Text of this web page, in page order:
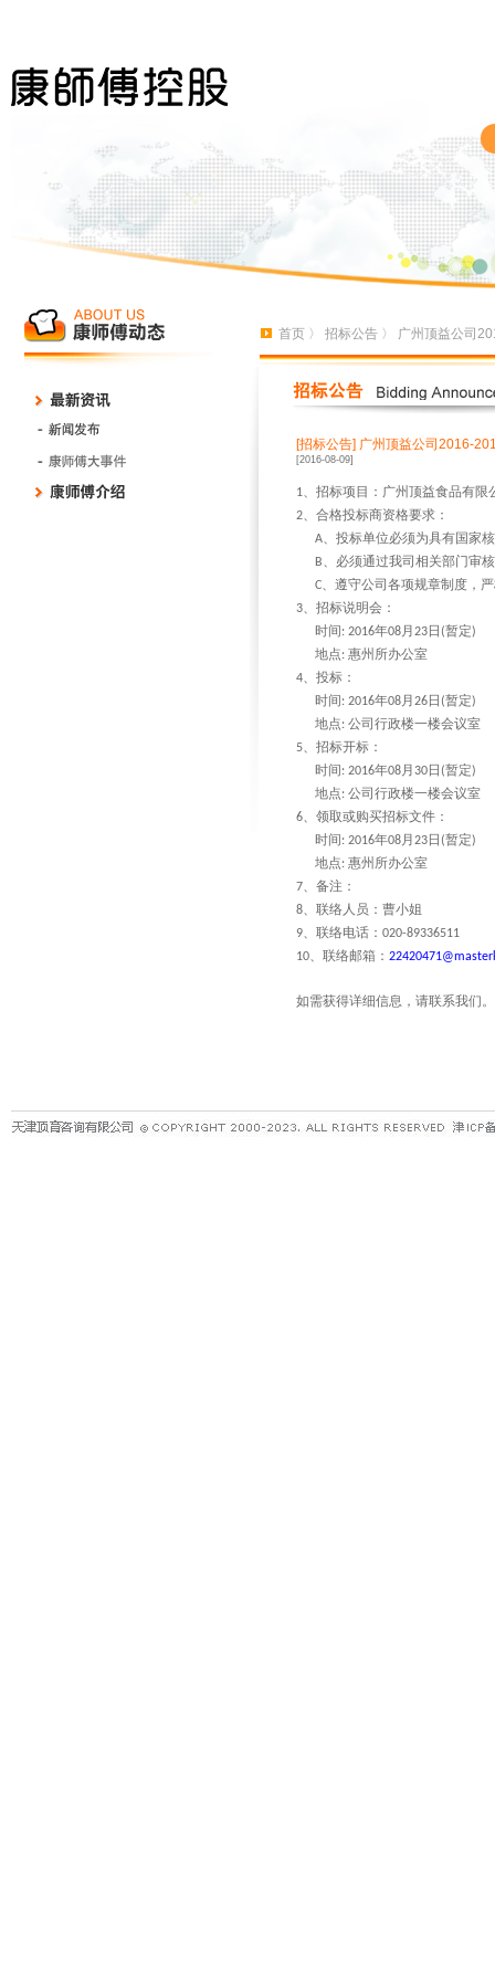
首页 〉 招标公告 〉 广州顶益公司
[招标公告] 广州顶益公司2016-
[2016-08-09]
1、招标项目：广州顶益食品有限
2、合格投标商资格要求：
A、投标单位必须为具有国家
B、必须通过我司相关部门审
C、遵守公司各项规章制度，
3、招标说明会：
时间 : 2016年08月 23日 (暂定)
地点: 惠州所办公室
4、投标：
时间 : 2016年08月 26日 (暂定)
地点: 公司行政楼一楼会议室
5、招标开标：
时间 : 2016年08月 30日 (暂定)
地点: 公司行政楼一楼会议室
6、领取或购买招标文件：
时间 : 2016年08月 23日 (暂定)
地点: 惠州所办公室
7、备注：
8、联络人员：曹小姐
9、联络电话： 020-89336511
10、联络邮箱：
如需获得详细信息，请联系我们。